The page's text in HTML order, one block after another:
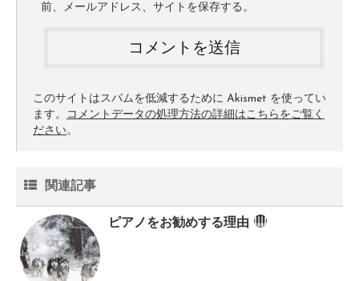
前、メールアドレス、サイトを保存する。
このサイトはスパムを低減するために Akismet を使ってい
ます。
コメントデータの処理方法の詳細はこちらをご覧く
ださい。
関連記事
ピアノをお勧めする理由